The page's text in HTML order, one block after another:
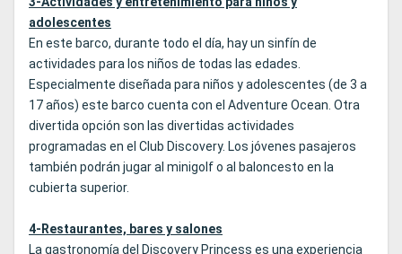
adolescentes
En este barco, durante todo el día, hay un sinfín de
actividades para los niños de todas las edades.
Especialmente diseñada para niños y adolescentes (de 3 a
17 años) este barco cuenta con el Adventure Ocean. Otra
divertida opción son las divertidas actividades
programadas en el Club Discovery. Los jóvenes pasajeros
también podrán jugar al minigolf o al baloncesto en la
cubierta superior.
4-Restaurantes, bares y salones
La gastronomía del Discovery Princess es una experiencia